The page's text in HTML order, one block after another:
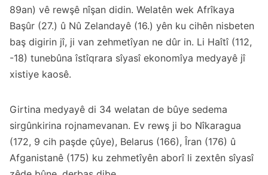
89an) vê rewşê nîşan didin. Welatên wek Afrîkaya
Başûr (27.) û Nû Zelandayê (16.) yên ku cihên nisbeten
baş digirin jî, ji van zehmetîyan ne dûr in. Li Haîtî (112,
-18) tunebûna îstîqrara sîyasî ekonomîya medyayê jî
xistiye kaosê.
Girtina medyayê di 34 welatan de bûye sedema
sirgûnkirina rojnamevanan. Ev rewş ji bo Nîkaragua
(172, 9 cih paşde çûye), Belarus (166), Îran (176) û
Afganistanê (175) ku zehmetîyên aborî li zextên sîyasî